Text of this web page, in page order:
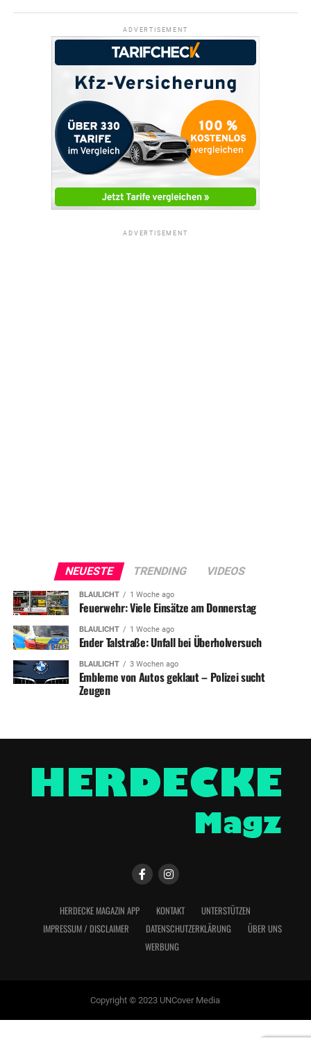
ADVERTISEMENT
ADVERTISEMENT
NEUESTE TRENDING VIDEOS
BLAULICHT 1 Woche ago
Feuerwehr: Viele Einsätze am Donnerstag
BLAULICHT 1 Woche ago
Ender Talstraße: Unfall bei Überholversuch
BLAULICHT 3 Wochen ago
Embleme von Autos geklaut – Polizei sucht
Zeugen
HERDECKE MAGAZIN APP KONTAKT
UNTERSTÜTZEN
IMPRESSUM / DISCLAIMER
DATENSCHUTZERKLÄRUNG
ÜBER UNS
WERBUNG
Copyright © 2023 UNCover Media